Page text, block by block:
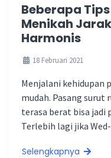
Beberapa
Menikah
Harmonis
18 Februari 2021
Menjalani kehidupan
mudah. Pasang surut
terasa berat bisa jadi
Terlebih lagi jika
Selengkapnya